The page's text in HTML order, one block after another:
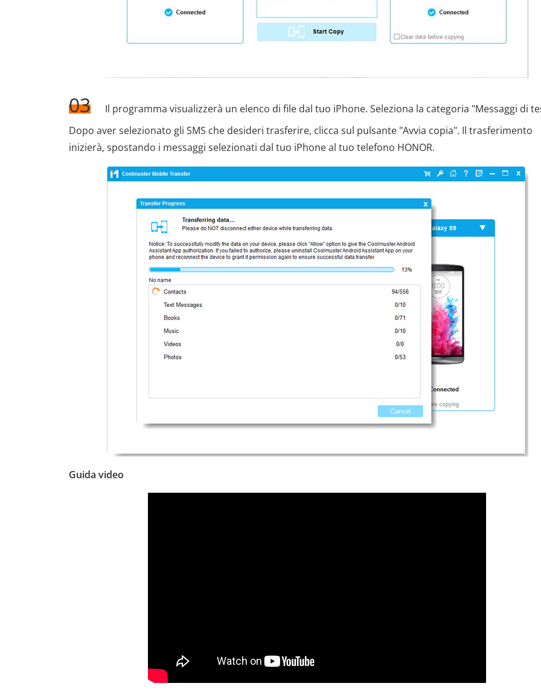
03
Il programma visualizzerà un elenco di file dal tuo iPhone. Seleziona la categoria "Messaggi di
Dopo aver selezionato gli SMS che desideri trasferire, clicca sul pulsante "Avvia copia". Il trasferimento
inizierà, spostando i messaggi selezionati dal tuo iPhone al tuo telefono HONOR.
Guida video